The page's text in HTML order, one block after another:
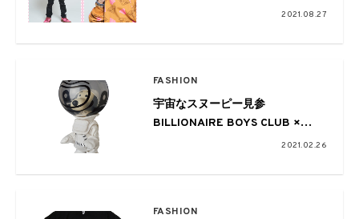
2021.08.27
FASHION
宇宙なスヌーピー見参
BILLIONAIRE BOYS CLUB ×
PEANUTS × MEDICOM TOYの可
2021.02.26
FASHION